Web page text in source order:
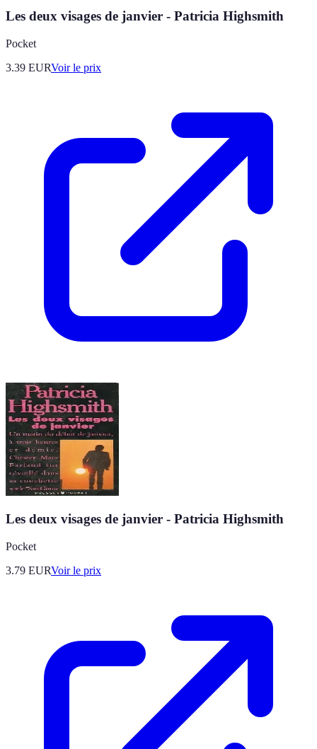
Les deux visages de janvier - Patricia Highsmith
Pocket
3.39 EURVoir le prix
Les deux visages de janvier - Patricia Highsmith
Pocket
3.79 EURVoir le prix